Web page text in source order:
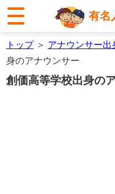
有名
トップ＞ アナウンサー
身のアナウンサー
創価高等学校出身の